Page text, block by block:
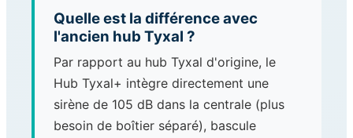
Quelle est la différence avec
l'ancien hub Tyxal ?
Par rapport au hub Tyxal d'origine, le
Hub Tyxal+ intègre directement une
sirène de 105 dB dans la centrale (plus
besoin de boîtier séparé), bascule